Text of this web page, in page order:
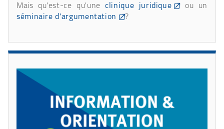
Mais qu'est-ce qu'uneclinique juridique
ou un
séminaire d'argumentation
?